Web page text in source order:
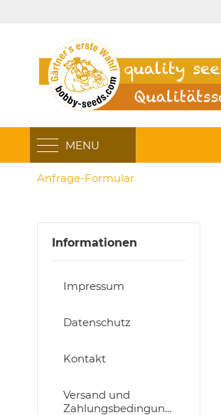
MENU
Anfrage-Formular
Informationen
Impressum
Datenschutz
Kontakt
Versand und
Zahlungsbedingungen